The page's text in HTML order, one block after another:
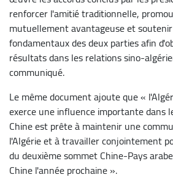
renforcer l'amitié traditionnelle,
mutuellement avantageuse et
fondamentaux des deux parties afin
résultats dans les relations sino-
communiqué.
Le même document ajoute que «
exerce une influence importante dans
Chine est prête à maintenir une
l'Algérie et à travailler conjointement
du deuxième sommet Chine-Pays
Chine l'année prochaine ».